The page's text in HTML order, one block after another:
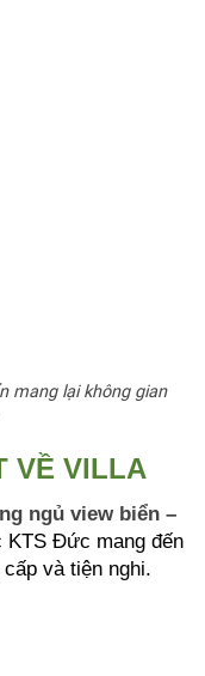
mang lại không gian
VỀ VILLA
ngủ view biển –
KTS Đức mang đến
và tiện nghi.